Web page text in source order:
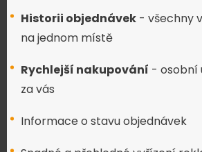
Historii objednávek - všechny
na jednom místě
Rychlejší nakupování - osobní
za vás
Informace o stavu objednávek